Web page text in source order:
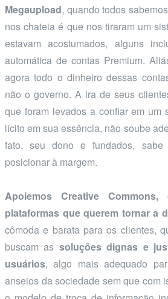
Megaupload, quando todos
nos chateia é que nos tiraram um
estavam acostumados, alguns
automática de contas Premium.
agora todo o dinheiro dessas
não o governo. A ira de seus
que foram levados a confiar em um
lícito em sua essência, não soube
fato, seu dono e fundados,
posicionar à margem.
Apoiemos Creative
plataformas que querem tornar a
cômoda e barata para os clientes,
buscam as soluções dignas e
usuários, algo mais adequado
anseios da sociedade sem que com